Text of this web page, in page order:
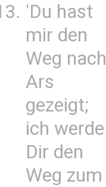
'Du hast
mir den
Weg nach
Ars
gezeigt;
ich werde
Dir den
Weg zum